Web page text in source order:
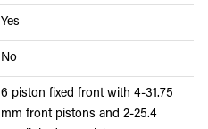
Yes
No
6 piston fixed front with 4-31.75
mm front pistons and 2-25.4